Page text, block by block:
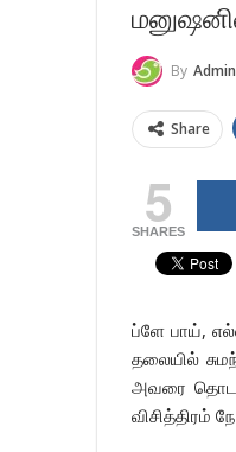
By Admin
Share
5
SHARES
ப்ளே பாய்,
தலையில்
அவரை
விசித்திரம்